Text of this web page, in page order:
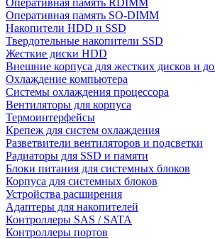
Оперативная память RDIMM
Оперативная память SO-DIMM
Накопители HDD и SSD
Твердотельные накопители SSD
Жесткие диски HDD
Внешние корпуса для жестких дисков и
Охлаждение компьютера
Системы охлаждения процессора
Вентиляторы для корпуса
Термоинтерфейсы
Крепеж для систем охлаждения
Разветвители вентиляторов и подсветки
Радиаторы для SSD и памяти
Блоки питания для системных блоков
Корпуса для системных блоков
Устройства расширения
Адаптеры для накопителей
Контроллеры SAS / SATA
Контроллеры портов